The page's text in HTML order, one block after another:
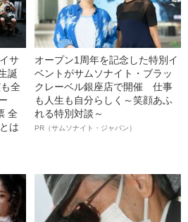
サ
誕
全
全
は
オープン1周年を記念した特別イ
ベントがサムソナイト・ブラッ
クレーベル銀座店で開催 仕事
も人生も自分らしく～笑顔あふ
れる特別対談～
PR（サムソナイト・ジャパン）